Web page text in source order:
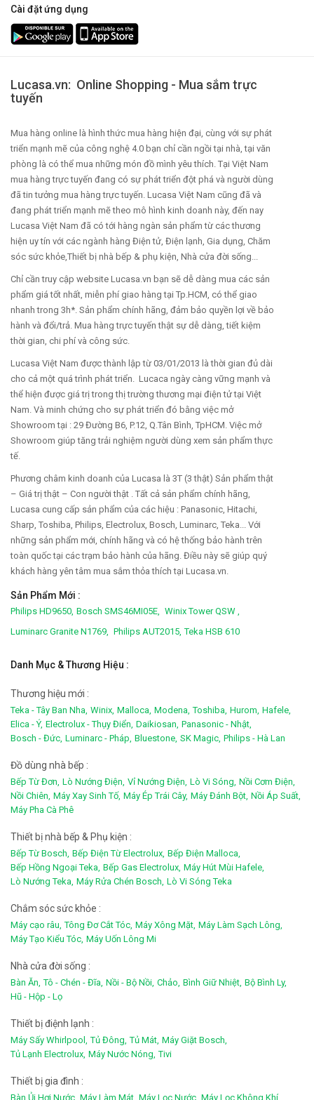
Cài đặt ứng dụng
Lucasa.vn: Online Shopping - Mua sắm trực
tuyến
Mua hàng online là hình thức mua hàng hiện đại, cùng với sự phát
triển mạnh mẽ của công nghệ 4.0 bạn chỉ cần ngồi tại nhà, tại văn
phòng là có thể mua những món đồ mình yêu thích. Tại Việt Nam
mua hàng trực tuyến đang có sự phát triển đột phá và người dùng
đã tin tưởng mua hàng trực tuyến. Lucasa Việt Nam cũng đã và
đang phát triển mạnh mẽ theo mô hình kinh doanh này, đến nay
Lucasa Việt Nam đã có tới hàng ngàn sản phẩm từ các thương
hiện uy tín với các ngành hàng Điện tử, Điện lạnh, Gia dụng, Chăm
sóc sức khỏe,Thiết bị nhà bếp & phụ kiện, Nhà cửa đời sống...
Chỉ cần truy cập website Lucasa.vn bạn sẽ dễ dàng mua các sản
phẩm giá tốt nhất, miễn phí giao hàng tại Tp.HCM, có thể giao
nhanh trong 3h*. Sản phẩm chính hãng, đảm bảo quyền lợi về bảo
hành và đổi/trả. Mua hàng trực tuyến thật sự dễ dàng, tiết kiệm
thời gian, chi phí và công sức.
Lucasa Việt Nam được thành lập từ 03/01/2013 là thời gian đủ dài
cho cả một quá trình phát triển. Lucaca ngày càng vững mạnh và
thể hiện được giá trị trong thị trường thương mại điện tử tại Việt
Nam. Và minh chứng cho sự phát triển đó bằng việc mở
Showroom tại : 29 Đường B6, P.12, Q.Tân Bình, TpHCM. Việc mở
Showroom giúp tăng trải nghiệm người dùng xem sản phẩm thực
tế.
Phương châm kinh doanh của Lucasa là 3T (3 thật) Sản phẩm thật
– Giá trị thật – Con người thật . Tất cả sản phẩm chính hãng,
Lucasa cung cấp sản phẩm của các hiệu : Panasonic, Hitachi,
Sharp, Toshiba, Philips, Electrolux, Bosch, Luminarc, Teka... Với
những sản phẩm mới, chính hãng và có hệ thống bảo hành trên
toàn quốc tại các trạm bảo hành của hãng. Điều này sẽ giúp quý
khách hàng yên tâm mua sắm thỏa thích tại Lucasa.vn.
Sản Phẩm Mới :
Philips HD9650, Bosch SMS46MI05E, Winix Tower QSW ,
Luminarc Granite N1769, Philips AUT2015, Teka HSB 610
Danh Mục & Thương Hiệu :
Thương hiệu mới :
Teka - Tây Ban Nha, Winix, Malloca, Modena, Toshiba, Hurom, Hafele,
Elica - Ý, Electrolux - Thụy Điển, Daikiosan, Panasonic - Nhật,
Bosch - Đức, Luminarc - Pháp, Bluestone, SK Magic, Philips - Hà Lan
Đồ dùng nhà bếp :
Bếp Từ Đơn, Lò Nướng Điện, Vỉ Nướng Điện, Lò Vi Sóng, Nồi Cơm Điện,
Nồi Chiên, Máy Xay Sinh Tố, Máy Ép Trái Cây, Máy Đánh Bột, Nồi Áp Suất,
Máy Pha Cà Phê
Thiết bị nhà bếp & Phụ kiện :
Bếp Từ Bosch, Bếp Điện Từ Electrolux, Bếp Điện Malloca,
Bếp Hồng Ngoại Teka, Bếp Gas Electrolux, Máy Hút Mùi Hafele,
Lò Nướng Teka, Máy Rửa Chén Bosch, Lò Vi Sóng Teka
Chắm sóc sức khỏe :
Máy cạo râu, Tông Đơ Cắt Tóc, Máy Xông Mặt, Máy Làm Sạch Lông,
Máy Tạo Kiểu Tóc, Máy Uốn Lông Mi
Nhà cửa đời sống :
Bàn Ăn, Tô - Chén - Đĩa, Nồi - Bộ Nồi, Chảo, Bình Giữ Nhiệt, Bộ Bình Ly,
Hũ - Hộp - Lọ
Thiết bị điệnh lạnh :
Máy Sấy Whirlpool, Tủ Đông, Tủ Mát, Máy Giặt Bosch,
Tủ Lạnh Electrolux, Máy Nước Nóng, Tivi
Thiết bị gia đình :
Bàn Ủi Hơi Nước, Máy Làm Mát, Máy Lọc Nước, Máy Lọc Không Khí,